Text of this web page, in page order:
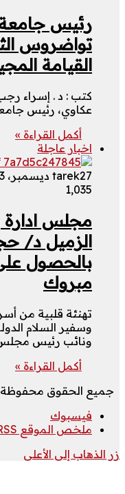
رئيس جامعة
تواضروس
القيامة
كتب : د . إسراء
عكاوي، رئيس
أكمل القراءة »
اخبار عاجلة
tarek27 ديسمبر، 2023
1٬035
مجلس ادارة
الزميل د/
بالحصول
مبروك
تهنئة قلبية من
وسفير السلام
ونائب رئيس
أكمل القراءة »
جميع الحقوق محفوظة
فيسبوك
ملخص الموقع RSS
زر الذهاب إلى الأعلى